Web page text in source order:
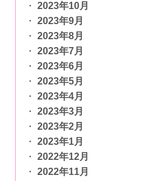
2023年10月
2023年9月
2023年8月
2023年7月
2023年6月
2023年5月
2023年4月
2023年3月
2023年2月
2023年1月
2022年12月
2022年11月